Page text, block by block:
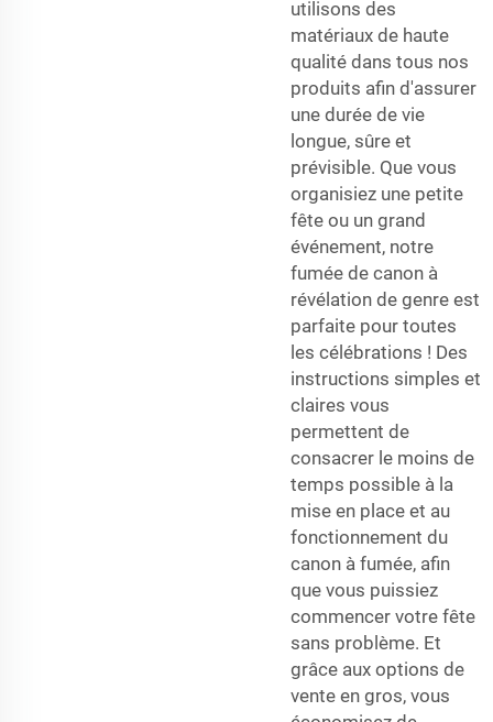
utilisons des
matériaux de haute
qualité dans tous nos
produits afin d'assurer
une durée de vie
longue, sûre et
prévisible. Que vous
organisiez une petite
fête ou un grand
événement, notre
fumée de canon à
révélation de genre est
parfaite pour toutes
les célébrations ! Des
instructions simples et
claires vous
permettent de
consacrer le moins de
temps possible à la
mise en place et au
fonctionnement du
canon à fumée, afin
que vous puissiez
commencer votre fête
sans problème. Et
grâce aux options de
vente en gros, vous